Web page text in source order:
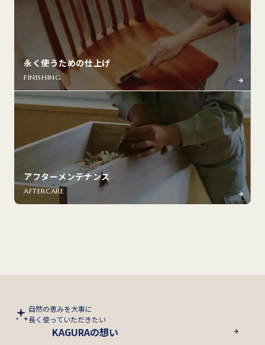
永く使うための仕上げ
FINISHING
アフターメンテナンス
AFTERCARE
自然の恵みを大事に
長く使っていただきたい
KAGURAの想い